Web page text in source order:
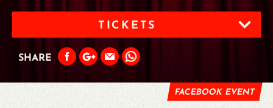
TICKETS
SHARE
FACEBOOK EVENT